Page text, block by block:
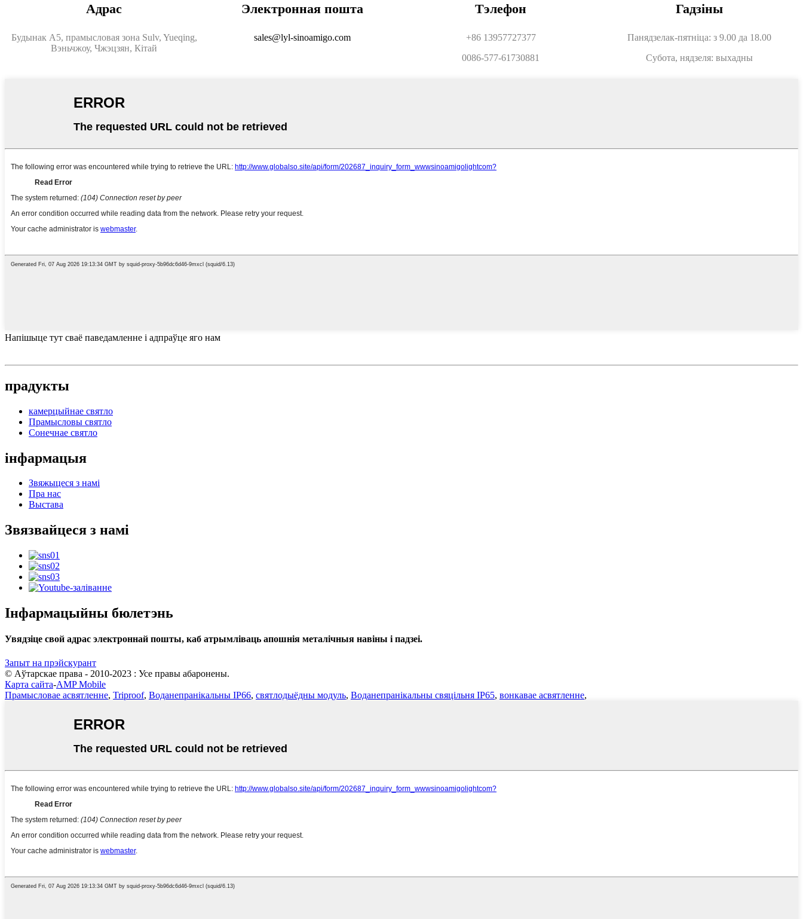
Адрас
Будынак A5, прамысловая зона Sulv, Yueqing,
Вэньчжоу, Чжэцзян, Кітай
Электронная пошта
sales@lyl-sinoamigo.com
Тэлефон
+86 13957727377
0086-577-61730881
Гадзіны
Панядзелак-пятніца: з 9.00 да 18.00
Субота, нядзеля: выхадны
Напішыце тут сваё паведамленне і адпраўце яго нам
прадукты
камерцыйнае святло
Прамысловы святло
Сонечнае святло
інфармацыя
Звяжыцеся з намі
Пра нас
Выстава
Звязвайцеся з намі
Інфармацыйны бюлетэнь
Увядзіце свой адрас электроннай пошты, каб атрымліваць апошнія металічныя навіны і падзеі.
Запыт на прэйскурант
© Аўтарскае права - 2010-2023 : Усе правы абаронены.
Карта сайта-AMP Mobile
Прамысловае асвятленне, Triproof, Воданепранікальны IP66, святлодыёдны модуль, Воданепранікальны свяцільня IP65, вонкавае асвятленне,